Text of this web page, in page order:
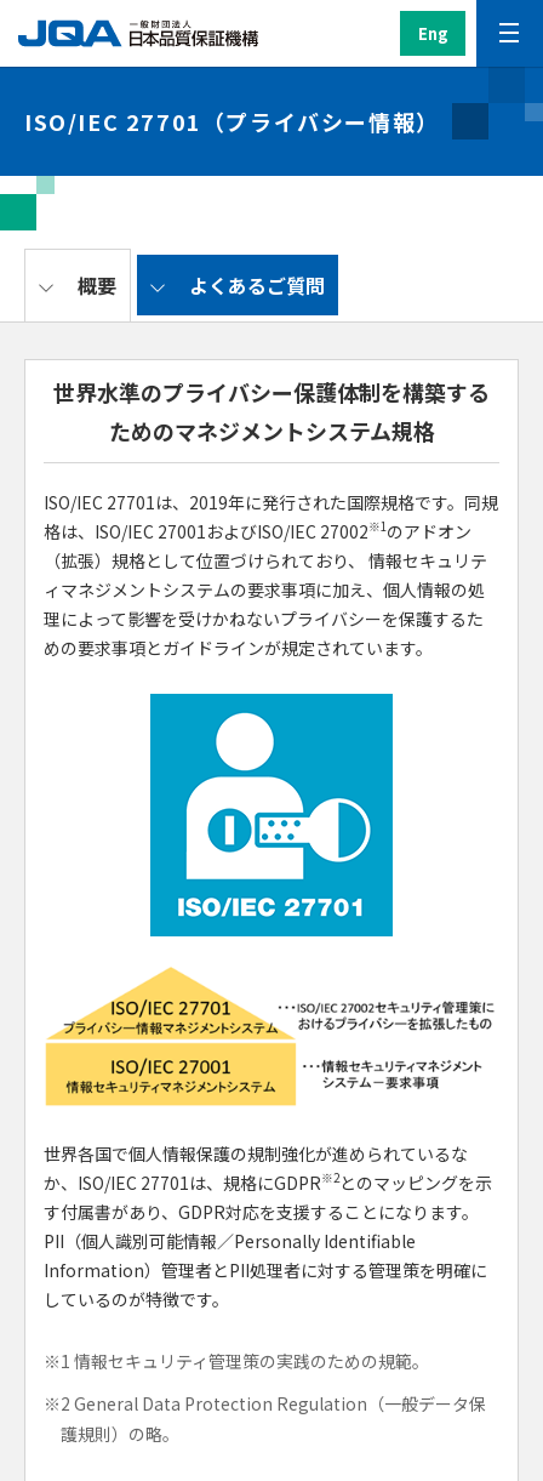
Eng
ISO/IEC 27701（プライバシー情報）
概要 よくあるご質問
世界水準のプライバシー保護体制を構築する
ためのマネジメントシステム規格
ISO/IEC 27701は、2019年に発行された国際規格です。同規
格は、ISO/IEC 27001およびISO/IEC 27002※1のアドオン
（拡張）規格として位置づけられており、 情報セキュリテ
ィマネジメントシステムの要求事項に加え、個人情報の処
理によって影響を受けかねないプライバシーを保護するた
めの要求事項とガイドラインが規定されています。
世界各国で個人情報保護の規制強化が進められているな
か、ISO/IEC 27701は、規格にGDPR※2とのマッピングを示
す付属書があり、GDPR対応を支援することになります。
PII（個人識別可能情報／Personally Identifiable
Information）管理者とPII処理者に対する管理策を明確に
しているのが特徴です。
※1 情報セキュリティ管理策の実践のための規範。
※2 General Data Protection Regulation（一般データ保
護規則）の略。